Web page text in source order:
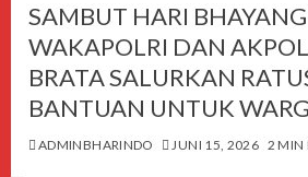
SAMBUT HARI
WAKAPOLRI DAN
BRATA SALURKAN
BANTUAN UNTUK
ADMINBHARINDO JUNI 15, 2026 2 MIN